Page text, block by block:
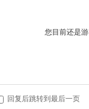
您目前还是
回复后跳转到最后一页